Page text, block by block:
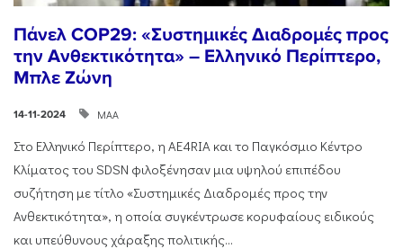
Πάνελ COP29: «Συστημικές Διαδρομές προς
την Ανθεκτικότητα» – Ελληνικό Περίπτερο,
Μπλε Ζώνη
14-11-2024 ΜΑΑ
Στο Ελληνικό Περίπτερο, η AE4RIA και το Παγκόσμιο Κέντρο
Κλίματος του SDSN φιλοξένησαν μια υψηλού επιπέδου
συζήτηση με τίτλο «Συστημικές Διαδρομές προς την
Ανθεκτικότητα», η οποία συγκέντρωσε κορυφαίους ειδικούς
και υπεύθυνους χάραξης πολιτικής...